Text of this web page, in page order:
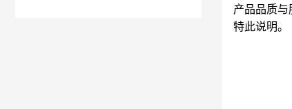
产品品质与
特此说明。